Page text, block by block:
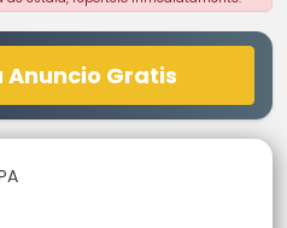
Anuncio Gratis